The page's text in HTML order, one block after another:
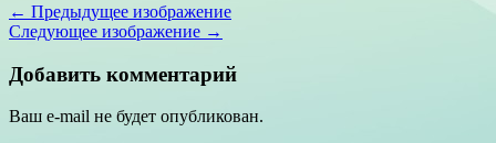
← Предыдущее изображение
Следующее изображение →
Добавить комментарий
Ваш e-mail не будет опубликован.